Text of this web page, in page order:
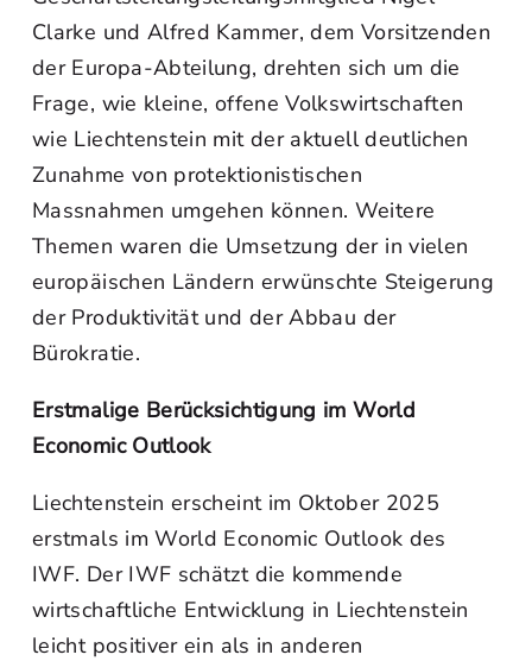
Clarke und Alfred Kammer, dem Vorsitzenden
der Europa-Abteilung, drehten sich um die
Frage, wie kleine, offene Volkswirtschaften
wie Liechtenstein mit der aktuell deutlichen
Zunahme von protektionistischen
Massnahmen umgehen können. Weitere
Themen waren die Umsetzung der in vielen
europäischen Ländern erwünschte Steigerung
der Produktivität und der Abbau der
Bürokratie.
Erstmalige Berücksichtigung im World
Economic Outlook
Liechtenstein erscheint im Oktober 2025
erstmals im World Economic Outlook des
IWF. Der IWF schätzt die kommende
wirtschaftliche Entwicklung in Liechtenstein
leicht positiver ein als in anderen